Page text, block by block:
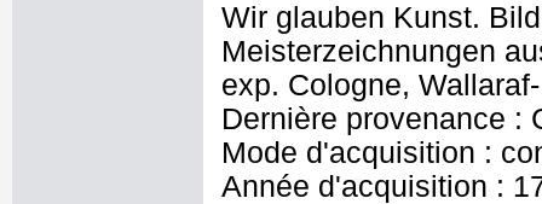
Wir glauben Kunst.
Meisterzeichnungen
exp. Cologne,
Dernière provenance :
Mode d'acquisition :
Année d'acquisition :